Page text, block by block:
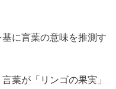
に言葉の意味を推測す
葉が「リンゴの果実」